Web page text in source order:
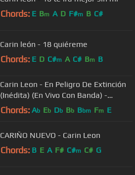
Chords: E Bm A D F#m B C#
Carin león - 18 quiéreme
Chords: E D C#m A C# Bm B
Carin Leon - En Peligro De Extinción
(Inédita) (En Vivo Con Banda) -
“EXCLUSIVO”
Chords: Ab Eb Db Bb Bbm Fm E
CARIÑO NUEVO - Carin Leon
Chords: B E A F# C#m C# G